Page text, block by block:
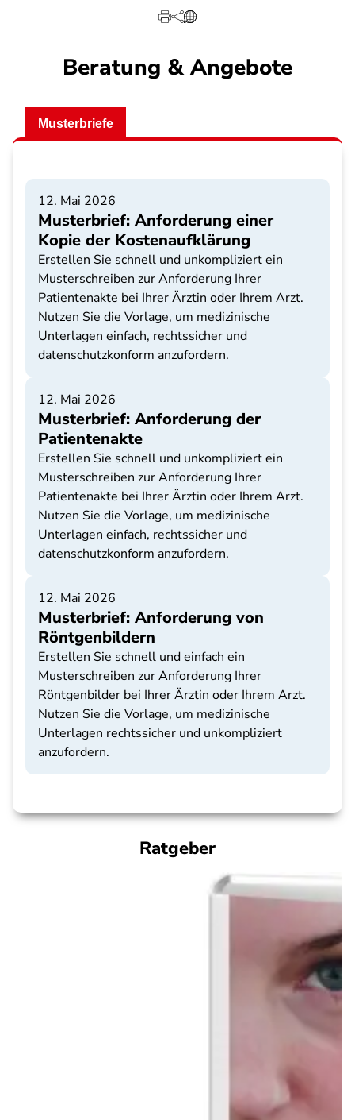
Beratung & Angebote
Musterbriefe
12. Mai 2026
Musterbrief: Anforderung einer
Kopie der Kostenaufklärung
Erstellen Sie schnell und unkompliziert ein
Musterschreiben zur Anforderung Ihrer
Patientenakte bei Ihrer Ärztin oder Ihrem Arzt.
Nutzen Sie die Vorlage, um medizinische
Unterlagen einfach, rechtssicher und
datenschutzkonform anzufordern.
12. Mai 2026
Musterbrief: Anforderung der
Patientenakte
Erstellen Sie schnell und unkompliziert ein
Musterschreiben zur Anforderung Ihrer
Patientenakte bei Ihrer Ärztin oder Ihrem Arzt.
Nutzen Sie die Vorlage, um medizinische
Unterlagen einfach, rechtssicher und
datenschutzkonform anzufordern.
12. Mai 2026
Musterbrief: Anforderung von
Röntgenbildern
Erstellen Sie schnell und einfach ein
Musterschreiben zur Anforderung Ihrer
Röntgenbilder bei Ihrer Ärztin oder Ihrem Arzt.
Nutzen Sie die Vorlage, um medizinische
Unterlagen rechtssicher und unkompliziert
anzufordern.
Ratgeber